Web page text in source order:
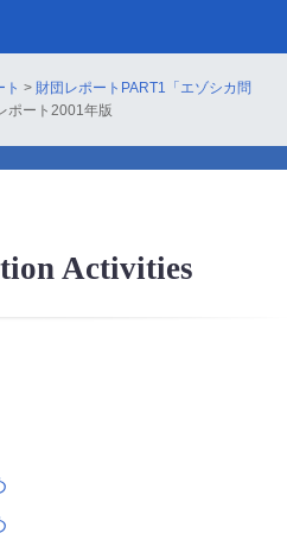
ト > 財団レポートPART1「エゾシカ問
ポート2001年版
Activities